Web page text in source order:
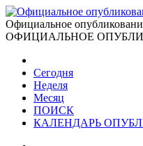
Официальное
ОФИЦИАЛЬНОЕ
Сегодня
Неделя
Месяц
ПОИСК
КАЛЕНДАРЬ